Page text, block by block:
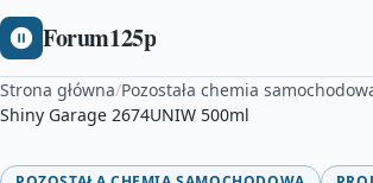
Forum125p
Strona główna/Pozostała chemia
Shiny Garage 2674UNIW 500ml